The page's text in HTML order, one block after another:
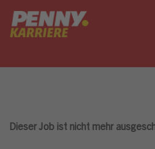
Dieser Job ist nicht mehr